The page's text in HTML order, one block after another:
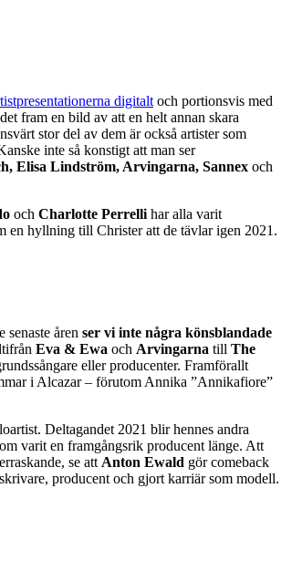
digitaltoch portionsvis med
fram en bild av att en helt annan skara
stor del av dem är också artister som
inte så konstigt att man ser
Elisa Lindström, Arvingarna, Sannex och
och Charlotte Perrellihar alla varit
en hyllning till Christer att de tävlar igen 2021.
åren ser vi inte några könsblandade
Eva & Ewa och Arvingarna till The
eller producenter. Framförallt
i Alcazar – förutom Annika ”Annikafiore”
Deltagandet 2021 blir hennes andra
varit en framgångsrik producent länge. Att
se att Anton Ewald gör comeback
producent och gjort karriär som modell.